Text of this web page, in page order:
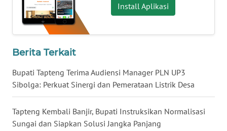
Install Aplikasi
Berita Terkait
Bupati Tapteng Terima Audiensi Manager PLN UP3
Sibolga: Perkuat Sinergi dan Pemerataan Listrik Desa
Tapteng Kembali Banjir, Bupati Instruksikan Normalisasi
Sungai dan Siapkan Solusi Jangka Panjang
WN
KEPRI
WN
PAPUA
WN